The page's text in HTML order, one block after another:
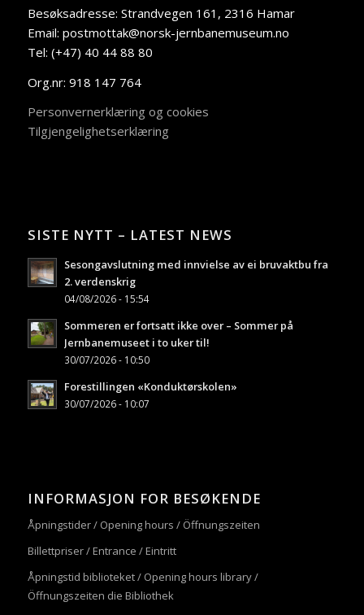
Besøksadresse: Strandvegen 161, 2316 Hamar
Email: postmottak@norsk-jernbanemuseum.no
Tel: (+47) 40 44 88 80
Org.nr: 918 147 764
Personvernerklæring og cookies
Tilgjengelighetserklæring
SISTE NYTT – LATEST NEWS
Sesongavslutning med innvielse av ei bruvaktbu fra
2. verdenskrig
04/08/2026 - 15:54
Sommeren er fortsatt ikke over – Sommer på
Jernbanemuseet i to uker til!
30/07/2026 - 10:50
Forestillingen «Konduktørskolen»
30/07/2026 - 10:07
INFORMASJON FOR BESØKENDE
Åpningstider / Opening hours / Öffnungszeiten
Billettpriser / Entrance / Eintritt
Åpningstid biblioteket / Opening hours library /
Öffnungszeiten die Bibliothek